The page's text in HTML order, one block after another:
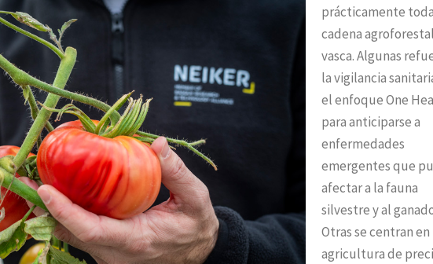
prácticamente
cadena agroforestal
vasca. Algunas
la vigilancia
el enfoque One
para anticiparse a
enfermedades
emergentes que
afectar a la fauna
silvestre y al
Otras se centran en
agricultura de